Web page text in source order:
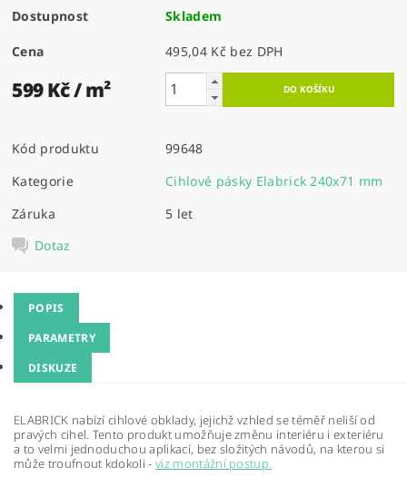
Dostupnost Skladem
Cena 495,04 Kč bez DPH
599 Kč/ m²
Kód produktu
99648
Kategorie
Cihlové pásky Elabrick 240x71 mm
Záruka
5 let
Dotaz
POPIS
PARAMETRY
DISKUZE
ELABRICK nabízí cihlové obklady, jejichž vzhled se téměř neliší od
pravých cihel. Tento produkt umožňuje změnu interiéru i exteriéru
a to velmi jednoduchou aplikací, bez složitých návodů, na kterou si
může troufnout kdokoli -viz montážní postup.